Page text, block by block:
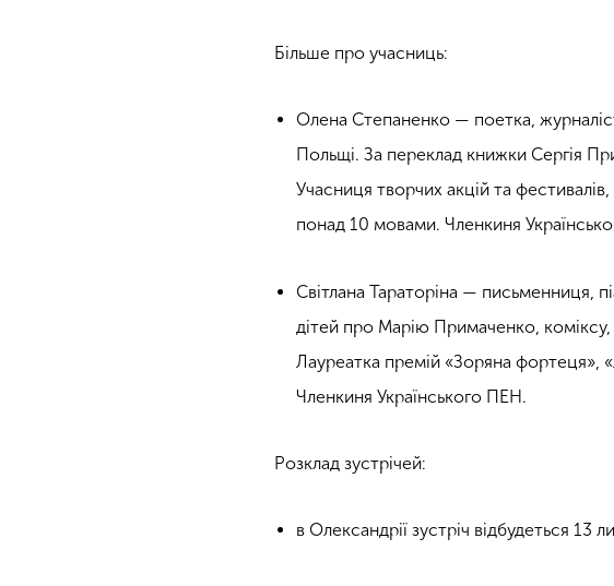
Більше про учасниць:
Олена Степаненко — поетка,
Польщі. За переклад книжки Сергія
Учасниця творчих акцій та
понад 10 мовами. Членкиня
Світлана Тараторіна — письменниця,
дітей про Марію Примаченко,
Лауреатка премій «Зоряна фортеця», «
Членкиня Українського ПЕН.
Розклад зустрічей:
в Олександрії зустріч відбудеться